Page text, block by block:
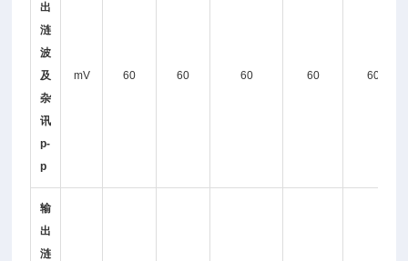
出
涟
波
及
杂
讯
p-
p
mV 60 60 60 60 60
输
出
涟